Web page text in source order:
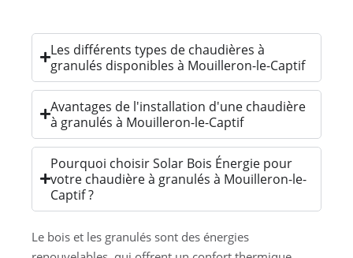
Les différents types de chaudières à
granulés disponibles à Mouilleron-le-Captif
Avantages de l'installation d'une chaudière
à granulés à Mouilleron-le-Captif
Pourquoi choisir Solar Bois Énergie pour
votre chaudière à granulés à Mouilleron-le-
Captif ?
Le bois et les granulés sont des énergies